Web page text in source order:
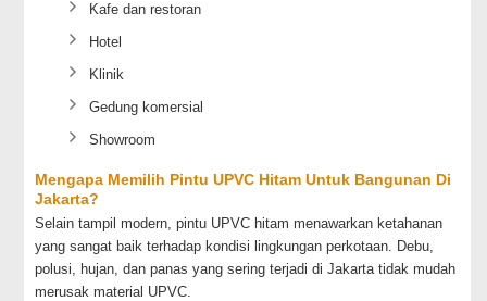
Kafe dan restoran
Hotel
Klinik
Gedung komersial
Showroom
Mengapa Memilih Pintu UPVC Hitam Untuk Bangunan Di
Jakarta?
Selain tampil modern, pintu UPVC hitam menawarkan ketahanan
yang sangat baik terhadap kondisi lingkungan perkotaan. Debu,
polusi, hujan, dan panas yang sering terjadi di Jakarta tidak mudah
merusak material UPVC.